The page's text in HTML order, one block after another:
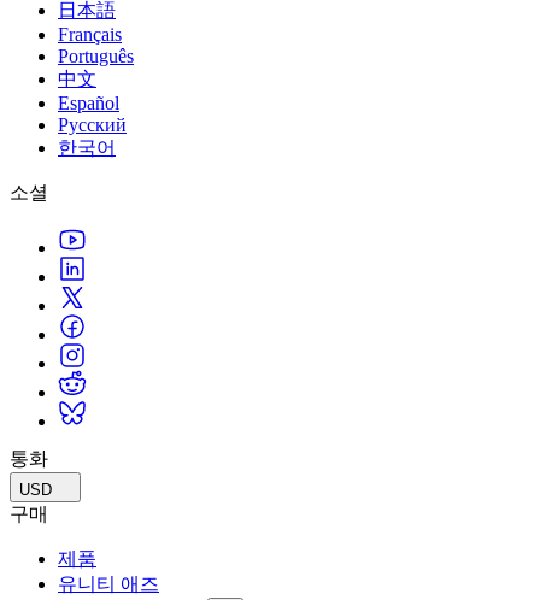
日本語
Français
Português
中文
Español
Русский
한국어
소셜
통화
USD
구매
제품
유니티 애즈